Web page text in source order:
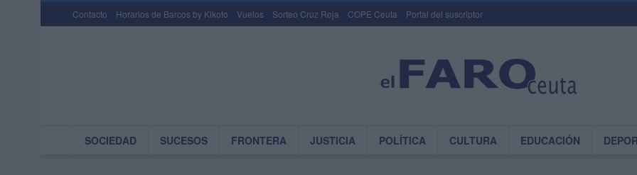
Contacto Horarios de Barcos by Kikoto Vuelos Sorteo Cruz Roja COPE Ceuta Portal del suscriptor
SOCIEDAD SUCESOS FRONTERA JUSTICIA POLÍTICA CULTURA EDUCACIÓN